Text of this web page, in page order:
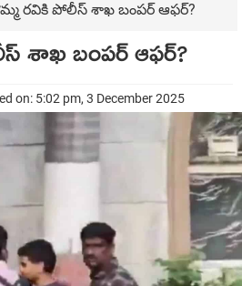
రవికి పోలీస్ శాఖ బంపర్ ఆఫర్?
శాఖ బంపర్ ఆఫర్?
on: 5:02 pm, 3 December 2025